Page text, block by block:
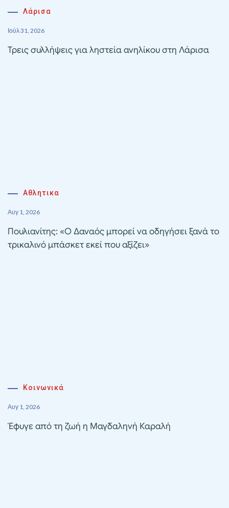
Λάρισα
Ιούλ 31, 2026
Τρεις συλλήψεις για ληστεία ανηλίκου στη Λάρισα
Αθλητικα
Αυγ 1, 2026
Πουλιανίτης: «Ο Δαναός μπορεί να οδηγήσει ξανά το
τρικαλινό μπάσκετ εκεί που αξίζει»
Κοινωνικά
Αυγ 1, 2026
Έφυγε από τη ζωή η Μαγδαληνή Καραλή